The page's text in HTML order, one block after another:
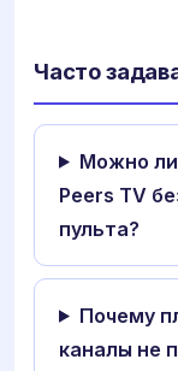
Часто
Можно ли
Peers TV
пульта?
Почему
каналы не